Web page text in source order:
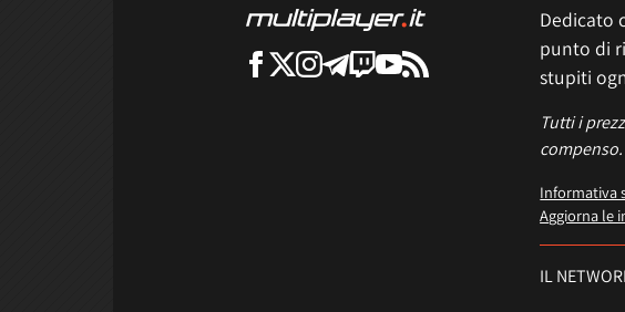
Dedicato
punto di
stupiti
Tutti i
compenso.
Informativa
Aggiorna le
IL